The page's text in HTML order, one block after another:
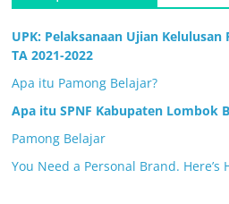
UPK: Pelaksanaan Ujian
TA 2021-2022
Apa itu Pamong Belajar?
Apa itu SPNF Kabupaten Lombok
Pamong Belajar
You Need a Personal Brand. Here’s